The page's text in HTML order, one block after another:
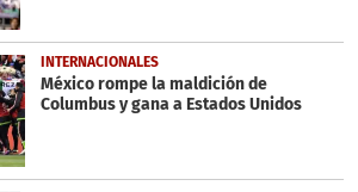
INTERNACIONALES
México rompe la maldición de
Columbus y gana a Estados Unidos